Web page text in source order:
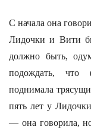
С начала она
Лидочки и Вити
должно быть,
подождать, что
поднимала
пять лет у
— она говорила,